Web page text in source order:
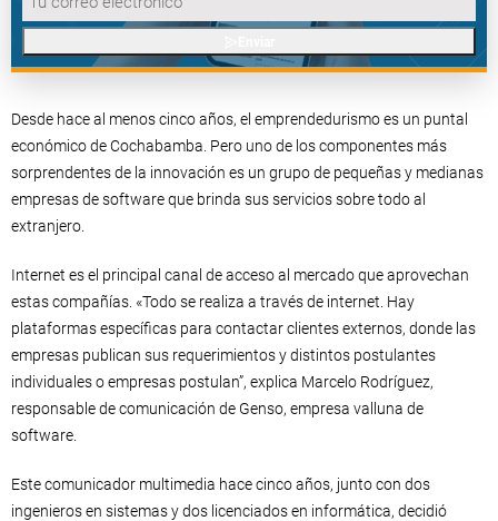
Desde hace al menos cinco años, el emprendedurismo es un puntal
económico de Cochabamba. Pero uno de los componentes más
sorprendentes de la innovación es un grupo de pequeñas y medianas
empresas de software que brinda sus servicios sobre todo al
extranjero.
Internet es el principal canal de acceso al mercado que aprovechan
estas compañías. «Todo se realiza a través de internet. Hay
plataformas específicas para contactar clientes externos, donde las
empresas publican sus requerimientos y distintos postulantes
individuales o empresas postulan”, explica Marcelo Rodríguez,
responsable de comunicación de Genso, empresa valluna de
software.
Este comunicador multimedia hace cinco años, junto con dos
ingenieros en sistemas y dos licenciados en informática, decidió